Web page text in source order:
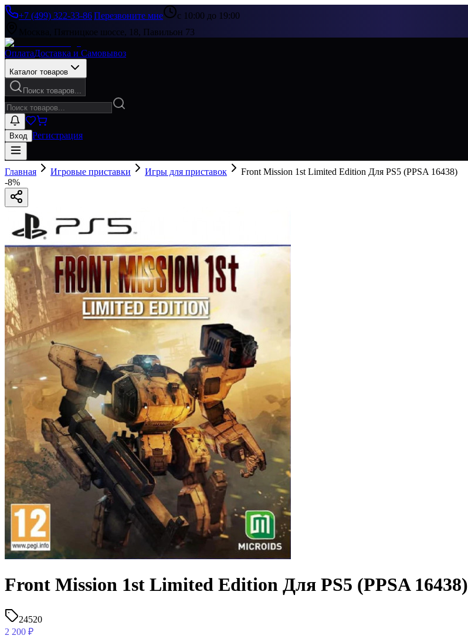
+7 (499) 322-33-86|Перезвоните мне
с 10:00 до 19:00
Москва, Пятницкое шоссе, 18, Павильон 73
ОплатаДоставка и Самовывоз
Каталог товаров
Поиск товаров...
Вход Регистрация
Главная Игровые приставки Игры для приставок
Front Mission 1st Limited Edition Для PS5 (PPSA 16438)
-8%
Front Mission 1st Limited Edition Для PS5 (PPSA 16438)
24520
2 200 ₽